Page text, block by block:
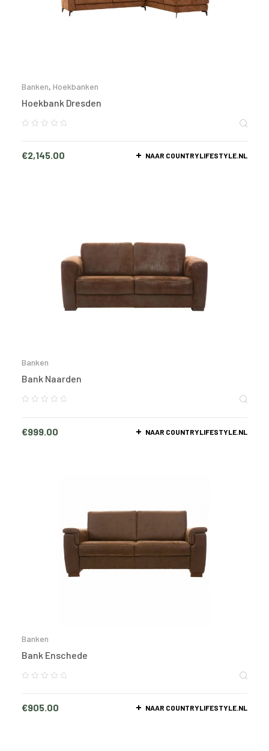
Banken, Hoekbanken
Hoekbank Dresden
€2,145.00 NAAR COUNTRYLIFESTYLE.NL
Banken
Bank Naarden
€999.00 NAAR COUNTRYLIFESTYLE.NL
Banken
Bank Enschede
€905.00 NAAR COUNTRYLIFESTYLE.NL